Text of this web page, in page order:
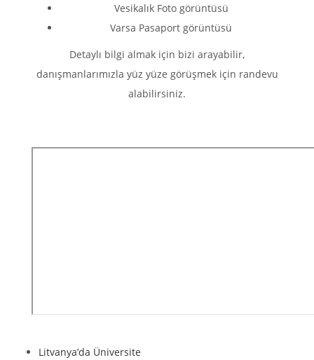
Vesikalık Foto görüntüsü
Varsa Pasaport görüntüsü
Detaylı bilgi almak için bizi arayabilir,
danışmanlarımızla yüz yüze görüşmek için randevu
alabilirsiniz.
Litvanya’da Üniversite